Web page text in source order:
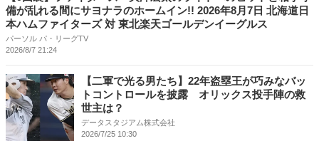
備が乱れる間にサヨナラのホームイン!! 2026年8月7日 北海道日
本ハムファイターズ 対 東北楽天ゴールデンイーグルス
パーソル パ・リーグTV
2026/8/7 21:24
【二軍で光る男たち】22年盗塁王が巧みなバッ
トコントロールを披露 オリックス投手陣の救
世主は？
データスタジアム株式会社
2026/7/25 10:30